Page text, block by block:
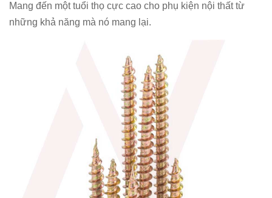
Mang đến một tuổi thọ cực cao cho phụ kiện nội thất từ
những khả năng mà nó mang lại.